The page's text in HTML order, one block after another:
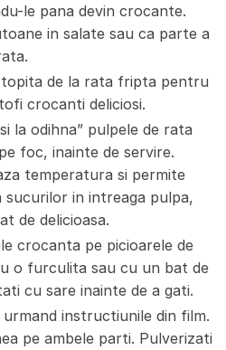
le pana devin crocante.
in salate sau ca parte a
topita de la rata fripta pentru
crocanti deliciosi.
la odihna” pulpele de rata
foc, inainte de servire.
temperatura si permite
in intreaga pulpa,
de delicioasa.
crocanta pe picioarele de
o furculita sau cu un bat de
cu sare inainte de a gati.
instructiunile din film.
pe ambele parti. Pulverizati